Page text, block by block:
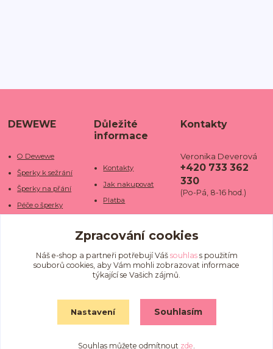
DEWEWE
O Dewewe
Šperky k sežrání
Šperky na přání
Péče o šperky
Kamenné obchody
Fotogalerie
Důležité
informace
Kontakty
Jak nakupovat
Platba
Doba dodání
Doprava
Obchodní podmínky
Ochrana osobních
Kontakty
Veronika Deverová
+420 733 362
330
(Po-Pá, 8-16 hod.)
we.cz
Zpracování cookies
Náš e-shop a partneři potřebují Váš souhlass použitím
souborů cookies, aby Vám mohli zobrazovat informace
týkající se Vašich zájmů.
Nastavení Souhlasím
Souhlas můžete odmítnout zde